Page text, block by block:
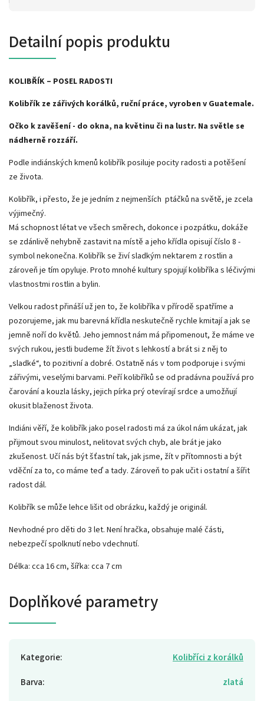
Detailní popis produktu
KOLIBŘÍK – POSEL RADOSTI
Kolibřík ze zářivých korálků, ruční práce, vyroben v Guatemale.
Očko k zavěšení - do okna, na květinu či na lustr. Na světle se
nádherně rozzáří.
Podle indiánských kmenů kolibřík posiluje pocity radosti a potěšení
ze života.
Kolibřík, i přesto, že je jedním z nejmenších ptáčků na světě, je zcela
výjimečný.
Má schopnost létat ve všech směrech, dokonce i pozpátku, dokáže
se zdánlivě nehybně zastavit na místě a jeho křídla opisují číslo 8 -
symbol nekonečna. Kolibřík se živí sladkým nektarem z rostlin a
zároveň je tím opyluje. Proto mnohé kultury spojují kolibříka s léčivými
vlastnostmi rostlin a bylin.
Velkou radost přináší už jen to, že kolibříka v přírodě spatříme a
pozorujeme, jak mu barevná křídla neskutečně rychle kmitají a jak se
jemně noří do květů. Jeho jemnost nám má připomenout, že máme ve
svých rukou, jestli budeme žít život s lehkostí a brát si z něj to
„sladké“, to pozitivní a dobré. Ostatně nás v tom podporuje i svými
zářivými, veselými barvami. Peří kolibříků se od pradávna používá pro
čarování a kouzla lásky, jejich pírka prý otevírají srdce a umožňují
okusit blaženost života.
Indiáni věří, že kolibřík jako posel radosti má za úkol nám ukázat, jak
přijmout svou minulost, nelitovat svých chyb, ale brát je jako
zkušenost. Učí nás být šťastní tak, jak jsme, žít v přítomnosti a být
vděční za to, co máme teď a tady. Zároveň to pak učit i ostatní a šířit
radost dál.
Kolibřík se může lehce lišit od obrázku, každý je originál.
Nevhodné pro děti do 3 let. Není hračka, obsahuje malé části,
nebezpečí spolknutí nebo vdechnutí.
Délka: cca 16 cm, šířka: cca 7 cm
Doplňkové parametry
Kategorie:
Kolibříci z korálků
Barva:
zlatá